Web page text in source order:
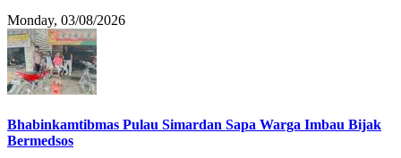
Monday, 03/08/2026
Bhabinkamtibmas Pulau Simardan Sapa Warga Imbau Bijak
Bermedsos